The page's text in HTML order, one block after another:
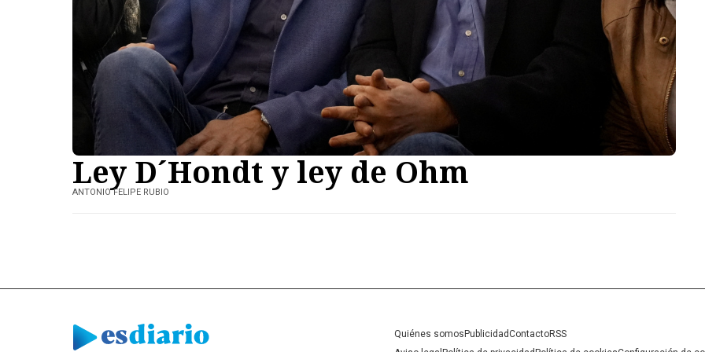
Ley D´Hondt y ley de Ohm
ANTONIO FELIPE RUBIO
Quiénes somos PublicidadContactoRSS